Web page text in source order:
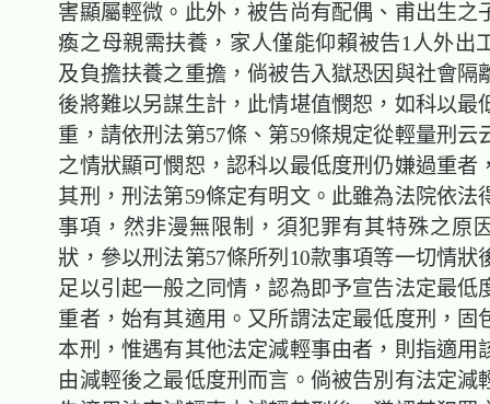
害顯屬輕微。此外，被告尚有配偶、甫出生之
瘓之母親需扶養，家人僅能仰賴被告1人外出
及負擔扶養之重擔，倘被告入獄恐因與社會隔
後將難以另謀生計，此情堪值憫恕，如科以最
重，請依刑法第57條、第59條規定從輕量刑云
之情狀顯可憫恕，認科以最低度刑仍嫌過重者
其刑，刑法第59條定有明文。此雖為法院依法
事項，然非漫無限制，須犯罪有其特殊之原
狀，參以刑法第57條所列10款事項等一切情狀
足以引起一般之同情，認為即予宣告法定最低
重者，始有其適用。又所謂法定最低度刑，固
本刑，惟遇有其他法定減輕事由者，則指適用
由減輕後之最低度刑而言。倘被告別有法定減